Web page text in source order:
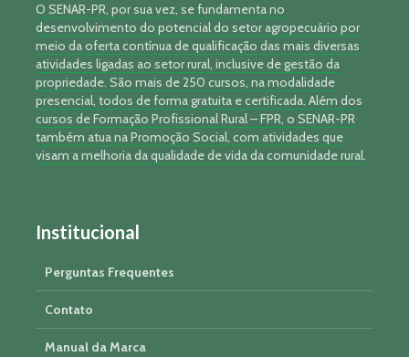
O SENAR-PR, por sua vez, se fundamenta no
desenvolvimento do potencial do setor agropecuário por
meio da oferta contínua de qualificação das mais diversas
atividades ligadas ao setor rural, inclusive de gestão da
propriedade. São mais de 250 cursos, na modalidade
presencial, todos de forma gratuita e certificada. Além dos
cursos de Formação Profissional Rural – FPR, o SENAR-PR
também atua na Promoção Social, com atividades que
visam a melhoria da qualidade de vida da comunidade rural.
Institucional
Perguntas Frequentes
Contato
Manual da Marca